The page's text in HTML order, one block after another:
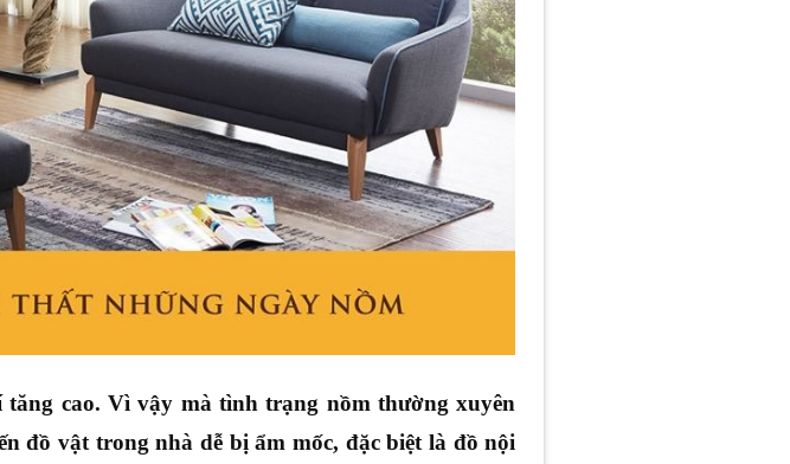
cao. Vì vậy mà tình trạng nồm thường xuyên
đồ vật trong nhà dễ bị ẩm mốc, đặc biệt là đồ nội